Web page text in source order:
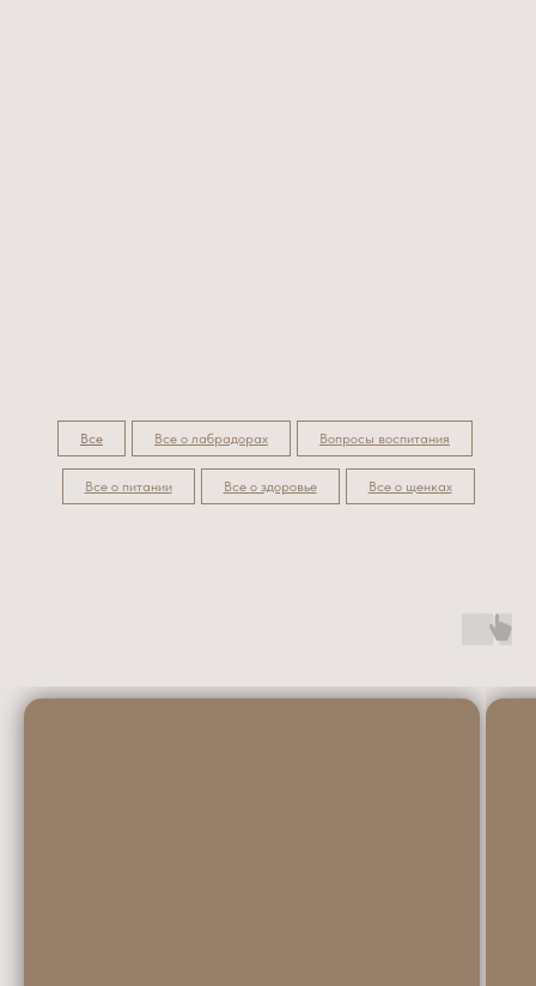
Все Все о лабрадорах Вопросы воспитания
Все о питании Все о здоровье Все о щенках